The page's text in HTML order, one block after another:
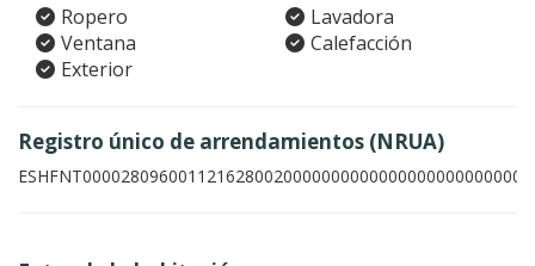
Ropero
Lavadora
Ventana
Calefacción
Exterior
Registro único de arrendamientos (NRUA)
ESHFNT00002809600112162800200000000000000000000000002